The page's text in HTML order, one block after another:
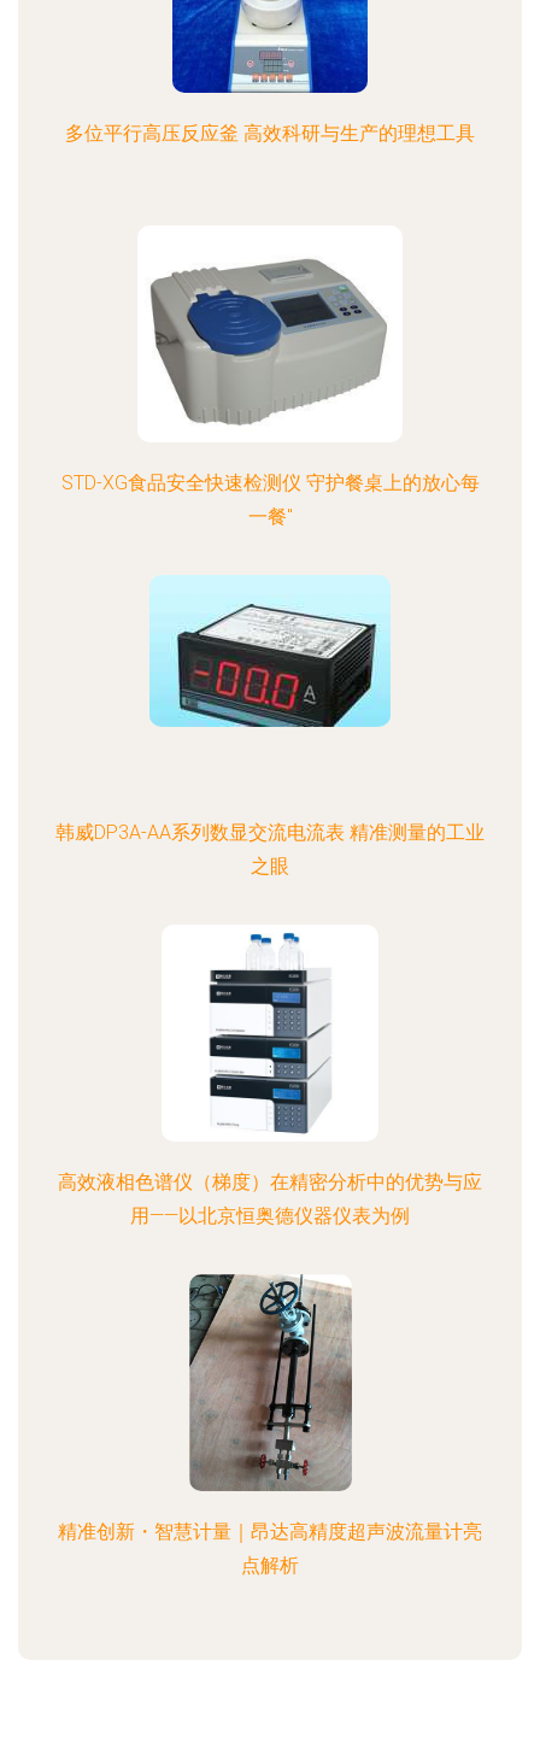
多位平行高压反应釜 高效科研与生产的理想工具
STD-XG食品安全快速检测仪 守护餐桌上的放心每
一餐"
韩威DP3A-AA系列数显交流电流表 精准测量的工业
之眼
高效液相色谱仪（梯度）在精密分析中的优势与应
用——以北京恒奥德仪器仪表为例
精准创新・智慧计量｜昂达高精度超声波流量计亮
点解析